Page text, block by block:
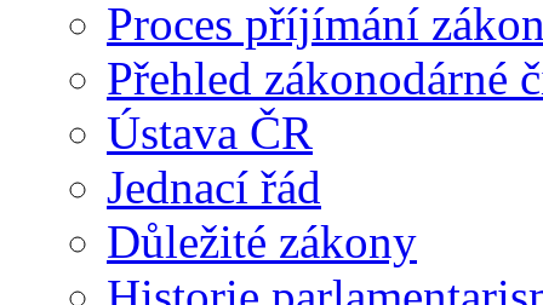
Proces příjímání
Přehled zákonodárné
Ústava ČR
Jednací řád
Důležité zákony